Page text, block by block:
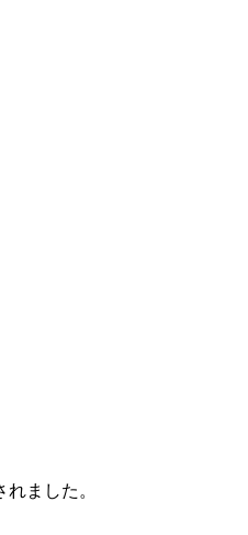
ました。